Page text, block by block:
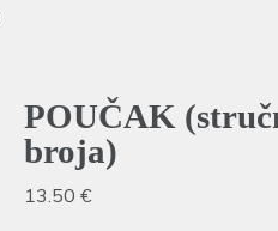
POUČAK
broja)
13.50 €